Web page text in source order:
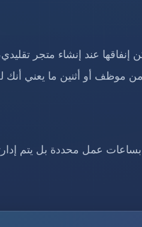
إنفاقها عند إنشاء متجر
من موظف أو أثنين ما يعني
عمل محددة بل يتم